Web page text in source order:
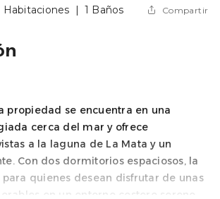
Habitaciones | 1 Baños Compartir
propiedad se encuentra en una
cerca del mar y ofrece
a la laguna de La Mata y un
Con dos dormitorios espaciosos, la
quienes desean disfrutar de unas
en un entorno costero sereno,